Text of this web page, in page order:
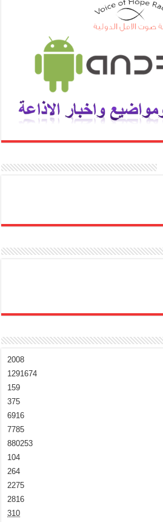
2008
1291674
159
375
6916
7785
880253
104
264
2275
2816
310